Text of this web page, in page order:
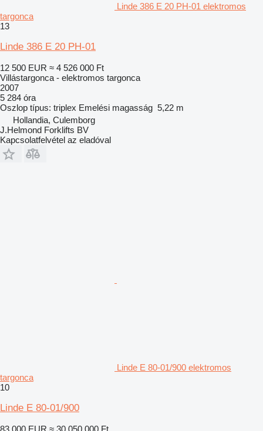
Linde 386 E 20 PH-01 elektromos
targonca
13
Linde 386 E 20 PH-01
12 500 EUR ≈ 4 526 000 Ft
Villástargonca - elektromos targonca
2007
5 284 óra
Oszlop típus: triplex Emelési magasság 5,22 m
Hollandia, Culemborg
J.Helmond Forklifts BV
Kapcsolatfelvétel az eladóval
Linde E 80-01/900 elektromos
targonca
10
Linde E 80-01/900
83 000 EUR ≈ 30 050 000 Ft